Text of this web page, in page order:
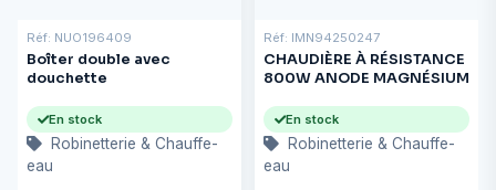
Réf: NUO196409
Boîter double avec
douchette
En stock
Robinetterie & Chauffe-
eau
Réf: IMN94250247
CHAUDIÈRE À RÉSISTANCE
800W ANODE MAGNÉSIUM
En stock
Robinetterie & Chauffe-
eau